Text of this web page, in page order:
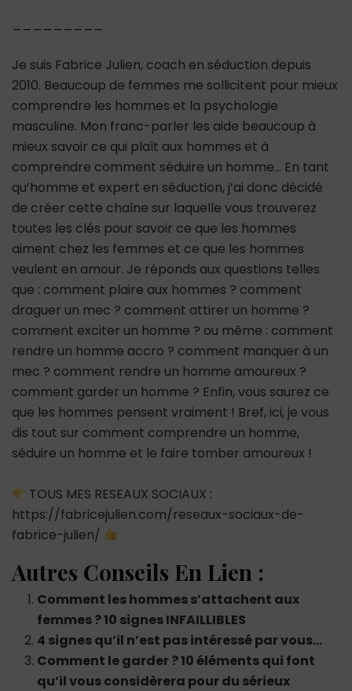
Je suis Fabrice Julien, coach en séduction depuis
2010. Beaucoup de femmes me sollicitent pour mieux
comprendre les hommes et la psychologie
masculine. Mon franc-parler les aide beaucoup à
mieux savoir ce qui plaît aux hommes et à
comprendre comment séduire un homme… En tant
qu’homme et expert en séduction, j’ai donc décidé
de créer cette chaîne sur laquelle vous trouverez
toutes les clés pour savoir ce que les hommes
aiment chez les femmes et ce que les hommes
veulent en amour. Je réponds aux questions telles
que : comment plaire aux hommes ? comment
draguer un mec ? comment attirer un homme ?
comment exciter un homme ? ou même : comment
rendre un homme accro ? comment manquer à un
mec ? comment rendre un homme amoureux ?
comment garder un homme ? Enfin, vous saurez ce
que les hommes pensent vraiment ! Bref, ici, je vous
dis tout sur comment comprendre un homme,
séduire un homme et le faire tomber amoureux !
TOUS MES RESEAUX SOCIAUX :
https://fabricejulien.com/reseaux-sociaux-de-
fabrice-julien/
Autres Conseils En Lien :
Comment les hommes s’attachent aux
femmes ? 10 signes INFAILLIBLES
4 signes qu’il n’est pas intéressé par vous…
Comment le garder ? 10 éléments qui font
qu’il vous considèrera pour du sérieux